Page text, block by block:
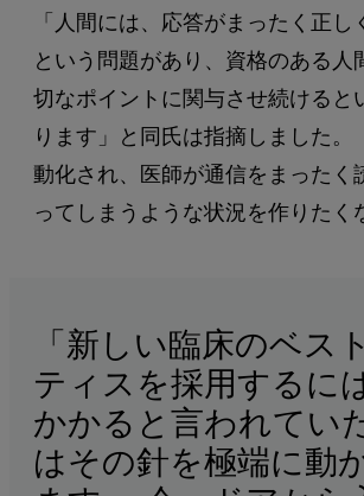
「人間には、応答がまったく正し
という問題があり、資格のある人
切なポイントに関与させ続けると
ります」と同氏は指摘しました。
動化され、医師が通信をまったく
ってしまうような状況を作りたく
「新しい臨床のベス
ティスを採用するに
かかると言われてい
はその針を極端に動